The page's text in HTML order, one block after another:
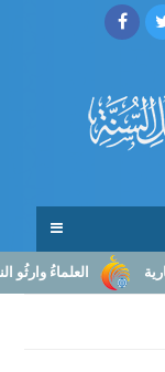
العلماءُ وارثُو